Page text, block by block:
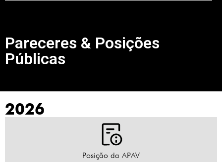
Pareceres & Posições
Públicas
2026
Posição da APAV